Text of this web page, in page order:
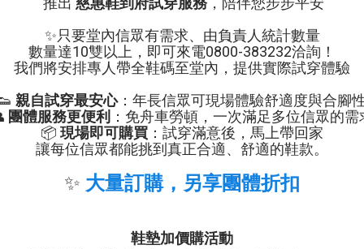
✨只要堂內信眾有需求、由負責人統計數量
數量達10雙以上，即可來電0800-383232洽詢！
我們將安排專人帶全鞋碼至堂內，提供實際試穿體驗
親自試穿最安心：年長信眾可現場體驗舒適度與合腳
團體服務更便利 ：免舟車勞頓，一次滿足多位信眾的需
📦 現場即可購買 ：試穿滿意後，馬上帶回家
讓每位信眾都能挑到真正合適、舒適的鞋款。
✨ 大量訂購，另享團體折扣
鞋墊加價購活動